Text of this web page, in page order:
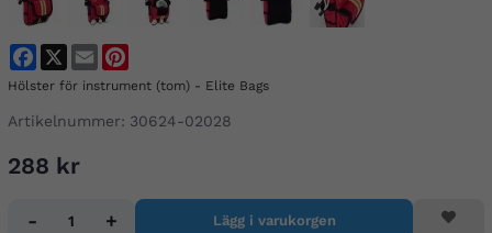
FacebookEmail
Hölster för instrument (tom) - Elite Bags
Artikelnummer: 30624-02028
288 kr
- + Lägg i varukorgen